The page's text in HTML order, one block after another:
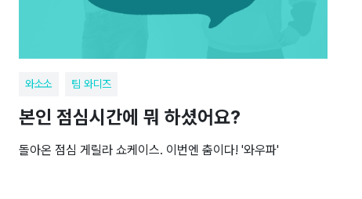
와소소 팀 와디즈
본인 점심시간에 뭐 하셨어요?
돌아온 점심 게릴라 쇼케이스. 이번엔 춤이다! '와우파'